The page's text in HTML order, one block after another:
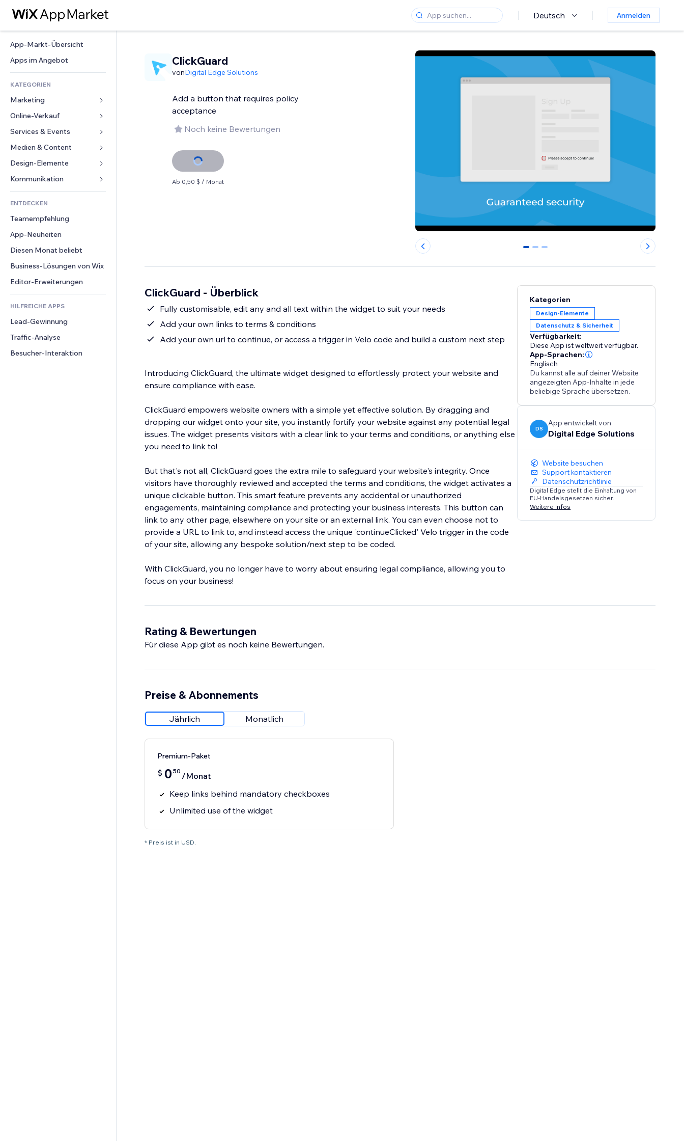
Deutsch Anmelden
App-Markt-Übersicht
Apps im Angebot
KATEGORIEN
Marketing
Anzeigen
Mobil
Statistiken
Website-Einträge
E-Mail
Online-Verkauf
Apps für Shops
Versand & Lieferung
Verkaufen-Buttons
Buchhaltung
Gutscheine & Treuebonus
Lagerlösungen
Speisen & Getränke
Services & Events
Hotels
Events
Restaurants
Immobilien
Buchungen
Medien & Content
Galerie
Musik
Podcasts
Fotografie
Video
PDF
Dateifreigabe
News
Design-Elemente
Karten & Navigation
Datenschutz & Sicherheit
Uhr
Seiten-Vorlagen
Bildeffekte
Buttons & Menüs
Banner & Abzeichen
Taschenrechner
Suche
Wetter
Diagramme & Tabellen
Formulare
Umfragen
Chat
Kommentare
Telefon
Community
Bewertungen und Feedback
CRM
ENTDECKEN
Teamempfehlung
App-Neuheiten
Diesen Monat beliebt
Business-Lösungen von Wix
Editor-Erweiterungen
HILFREICHE APPS
Lead-Gewinnung
Traffic-Analyse
Besucher-Interaktion
ClickGuard
vonDigital Edge Solutions
Add a button that requires policy
acceptance
Noch keine Bewertungen
Ab 0,50 $ / Monat
0 1 2
ClickGuard - Überblick
Fully customisable, edit any and all text within the widget to suit your needs
Add your own links to terms & conditions
Add your own url to continue, or access a trigger in Velo code and build a custom next step
Introducing ClickGuard, the ultimate widget designed to effortlessly protect your website and
ensure compliance with ease.
ClickGuard empowers website owners with a simple yet effective solution. By dragging and
dropping our widget onto your site, you instantly fortify your website against any potential legal
issues. The widget presents visitors with a clear link to your terms and conditions, or anything else
you need to link to!
But that's not all, ClickGuard goes the extra mile to safeguard your website's integrity. Once
visitors have thoroughly reviewed and accepted the terms and conditions, the widget activates a
unique clickable button. This smart feature prevents any accidental or unauthorized
engagements, maintaining compliance and protecting your business interests. This button can
link to any other page, elsewhere on your site or an external link. You can even choose not to
provide a URL to link to, and instead access the unique 'continueClicked' Velo trigger in the code
of your site, allowing any bespoke solution/next step to be coded.
With ClickGuard, you no longer have to worry about ensuring legal compliance, allowing you to
focus on your business!
Kategorien
Design-Elemente
Datenschutz & Sicherheit
Verfügbarkeit:
Diese App ist weltweit verfügbar.
App-Sprachen:
Englisch
Du kannst alle auf deiner Website
angezeigten App-Inhalte in jede
beliebige Sprache übersetzen.
DS
App entwickelt von
Digital Edge Solutions
Website besuchen
Support kontaktieren
Datenschutzrichtlinie
Digital Edge stellt die Einhaltung von
EU-Handelsgesetzen sicher.
Weitere Infos
Rating & Bewertungen
Für diese App gibt es noch keine Bewertungen.
Preise & Abonnements
Jährlich Monatlich
Premium-Paket
$ 0 50 /Monat
Keep links behind mandatory checkboxes
Unlimited use of the widget
* Preis ist in USD.